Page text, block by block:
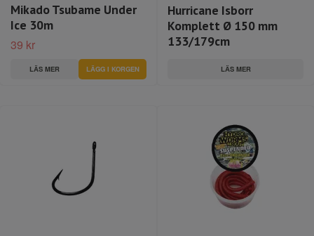
Mikado Tsubame Under
Ice 30m
39 kr
LÄS MER LÄGG I KORGEN
Hurricane Isborr
Komplett Ø 150 mm
133/179cm
LÄS MER